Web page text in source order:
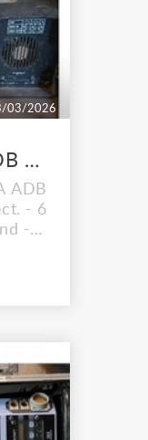
03/2026
gradateur 32A ADB micropack
ADB
- 6
-